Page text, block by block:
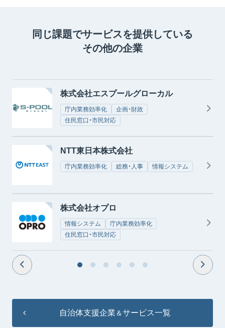
同じ課題でサービスを提供している
その他の企業
株式会社エスプールグローカル
庁内業務効率化
企画・財政
住民窓口・市民対応
NTT東日本株式会社
庁内業務効率化 総務・人事 情報システム
株式会社オプロ
情報システム
庁内業務効率化
住民窓口・市民対応
自治体支援企業 ＆サービス一覧